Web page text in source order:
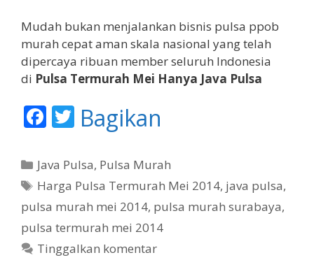
Mudah bukan menjalankan bisnis pulsa ppob
murah cepat aman skala nasional yang telah
dipercaya ribuan member seluruh Indonesia
di Pulsa Termurah Mei Hanya Java Pulsa
F
e
b
o
o
k
T
itt
er
Bagikan
K
a
e
g
o
Java Pulsa, Pulsa Murah
T
a
Harga Pulsa Termurah Mei 2014, java pulsa,
pulsa murah mei 2014, pulsa murah surabaya,
pulsa termurah mei 2014
Tinggalkan komentar